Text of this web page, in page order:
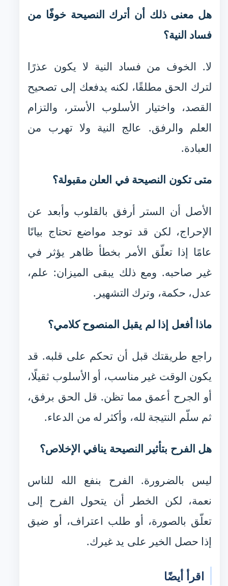
هل معنى ذلك أن أترك النصيحة خوفًا من
فساد النية؟
لا. الخوف من فساد النية لا يكون عذرًا
لترك الحق مطلقًا، لكنه يدفعك إلى تصحيح
القصد، واختيار الأسلوب الأستر، والتزام
العلم والرفق. عالج النية ولا تهرب من
العبادة.
متى تكون النصيحة في العلن مقبولة؟
الأصل أن الستر أرفق بالقلوب وأبعد عن
الإحراج، لكن قد توجد مواضع تحتاج بيانًا
عامًا إذا تعلّق الأمر بخطأ ظاهر يؤثر في
غير صاحبه. ومع ذلك يبقى الميزان: علم،
عدل، حكمة، وترك التشهير.
ماذا أفعل إذا لم يقبل المنصوح كلامي؟
راجع طريقتك قبل أن تحكم على قلبه. قد
يكون الوقت غير مناسب، أو الأسلوب ثقيلًا،
أو الجرح أعمق مما تظن. قل الحق برفق،
ثم سلّم النتيجة لله، وأكثر له من الدعاء.
هل الفرح بتأثير النصيحة ينافي الإخلاص؟
ليس بالضرورة. الفرح بنفع الله للناس
نعمة، لكن الخطر أن يتحول الفرح إلى
تعلّق بالصورة، أو طلب اعتراف، أو ضيق
إذا حصل الخير على يد غيرك.
اقرأ أيضًا